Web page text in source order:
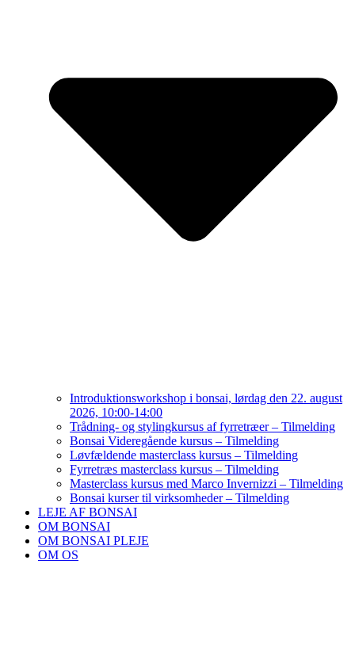
Introduktionsworkshop i bonsai, lørdag den 22. august
2026, 10:00-14:00
Trådning- og stylingkursus af fyrretræer – Tilmelding
Bonsai Videregående kursus – Tilmelding
Løvfældende masterclass kursus – Tilmelding
Fyrretræs masterclass kursus – Tilmelding
Masterclass kursus med Marco Invernizzi – Tilmelding
Bonsai kurser til virksomheder – Tilmelding
LEJE AF BONSAI
OM BONSAI
OM BONSAI PLEJE
OM OS